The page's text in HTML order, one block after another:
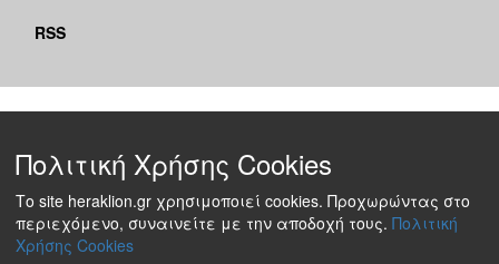
RSS
Πολιτική Χρήσης Cookies
Το site heraklion.gr χρησιμοποιεί cookies. Προχωρώντας στο
περιεχόμενο, συναινείτε με την αποδοχή τους. Πολιτική
Χρήσης Cookies